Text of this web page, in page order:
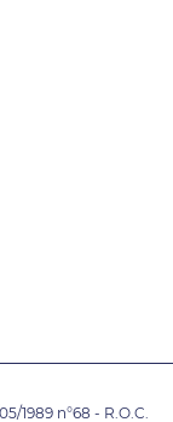
1989 n°68 - R.O.C.